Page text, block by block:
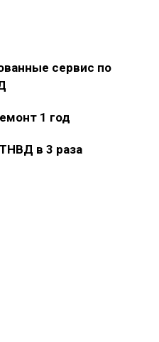
сервис по
1 год
в 3 раза